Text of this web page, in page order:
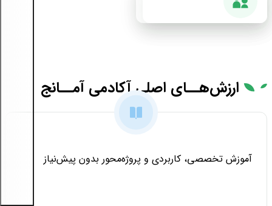
ارزش‌هــای اصلی آکادمی آمــانج
آموزش تخصصی، کاربردی و پروژه‌محور بدون پیش‌نیاز